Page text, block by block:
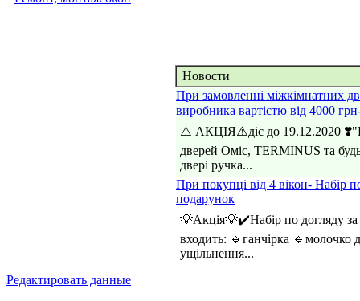
Новости
При замовленні міжкімнатних
виробника вартістю від 4000
⚠️ АКЦІЯ⚠️діє до 19.12.2020
дверей Оміс, TERMINUS та
двері ручка...
При покупці від 4 вікон- Набір
подарунок
💡Акція💡✔️Набір по догляду
входить: 🔹ганчірка
ущільнення...
Редактировать данные